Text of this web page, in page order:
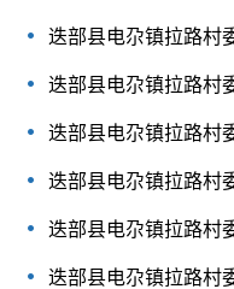
迭部县电尕镇拉路村
迭部县电尕镇拉路村
迭部县电尕镇拉路村
迭部县电尕镇拉路村
迭部县电尕镇拉路村
迭部县电尕镇拉路村